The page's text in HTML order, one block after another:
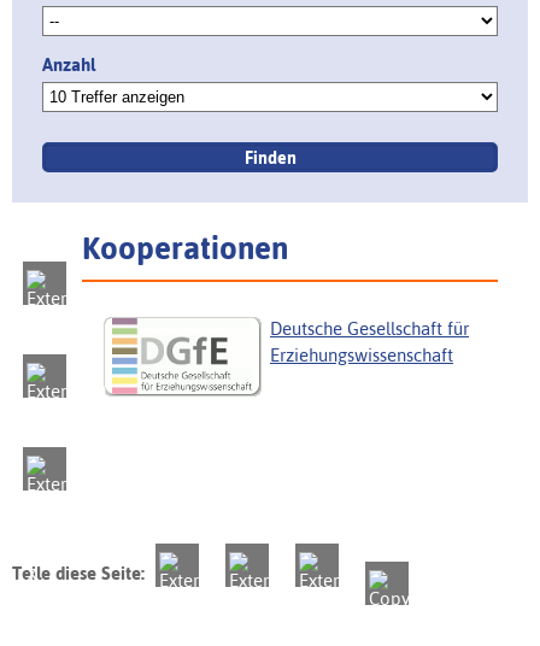
Anzahl
Kooperationen
Deutsche Gesellschaft für
Erziehungswissenschaft
Teile diese Seite: